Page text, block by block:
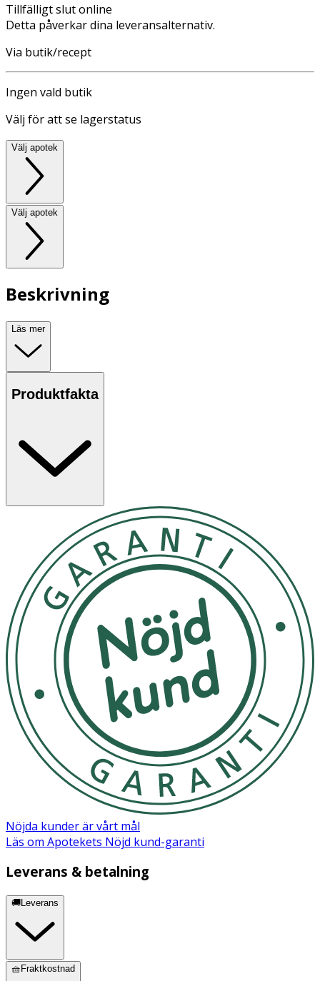
Tillfälligt slut online
Detta påverkar dina leveransalternativ.
Via butik/recept
Ingen vald butik
Välj för att se lagerstatus
Välj apotek
Välj apotek
Beskrivning
Läs mer
Produktfakta
Nöjda kunder är vårt mål
Läs om Apotekets Nöjd kund-garanti
Leverans & betalning
🚚Leverans
🧺Fraktkostnad